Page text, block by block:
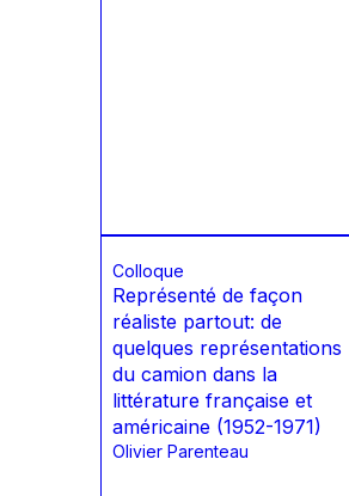
Colloque
Représenté de façon
réaliste partout: de
quelques représentations
du camion dans la
littérature française et
américaine (1952-1971)
Olivier Parenteau